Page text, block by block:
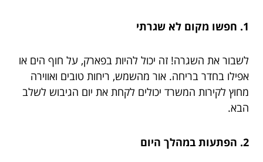
1. חפשו מקום לא שגרתי
לשבור את השגרה! זה יכול להיות בפארק, על חוף הים או
אפילו בחדר בריחה. אור מהשמש, ריחות טובים ואווירה
מחוץ לקירות המשרד יכולים לקחת את יום הגיבוש לשלב
הבא.
2. הפתעות במהלך היום